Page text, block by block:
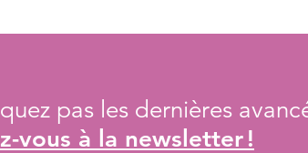
pas les dernières
vous à la newsletter !